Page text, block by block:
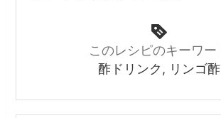
このレシピのキーワー
酢ドリンク, リンゴ酢